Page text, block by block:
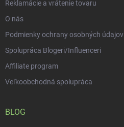
Reklamácie a vrátenie tovaru
O nás
Podmienky ochrany osobných údajov
Spolupráca Blogeri/Influenceri
Affiliate program
Veľkoobchodná spolupráca
BLOG